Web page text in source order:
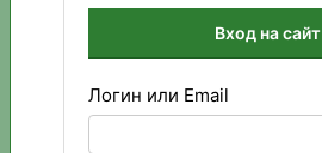
Вход на сайт
Логин или Email